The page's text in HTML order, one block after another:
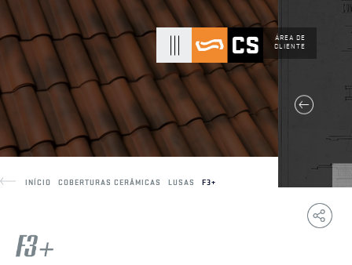
ÁREA DE
CLIENTE
INÍCIO COBERTURAS CERÂMICAS LUSAS F3+
Copy
Link